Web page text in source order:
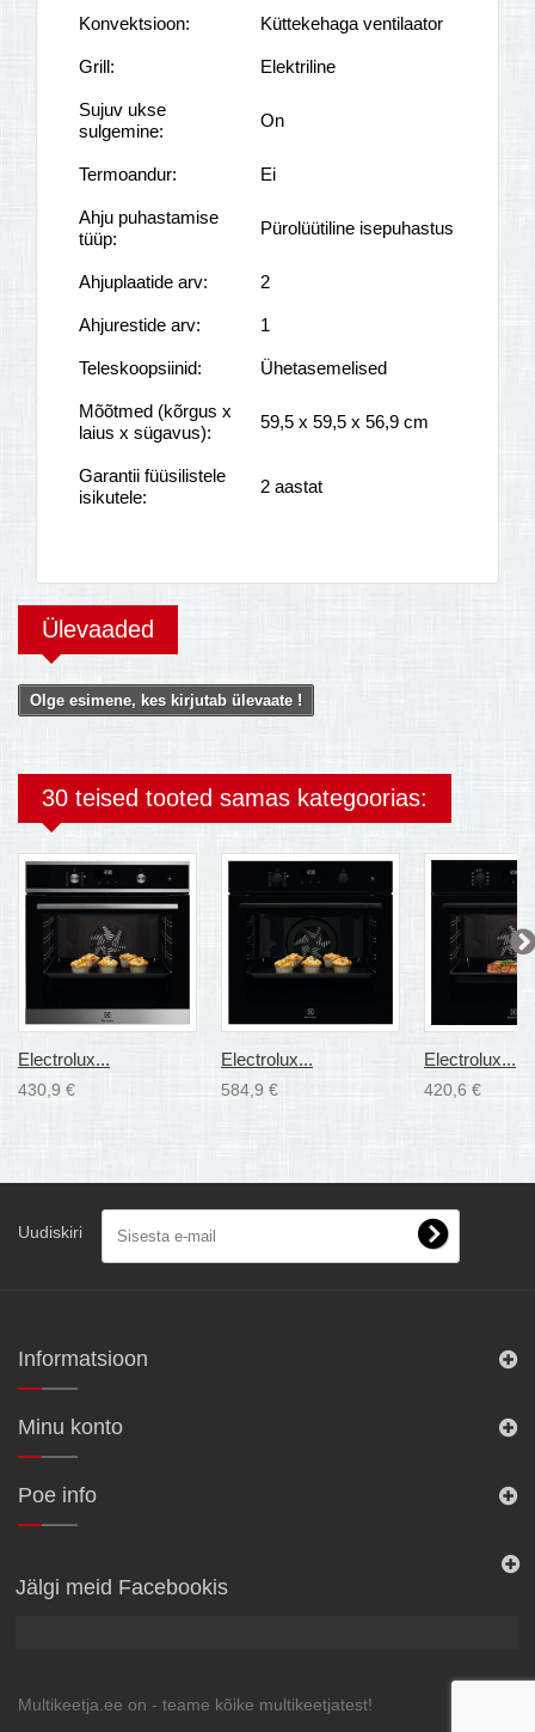
Konvektsioon: Küttekehaga ventilaator
Grill: Elektriline
Sujuv ukse
sulgemine:
On
Termoandur: Ei
Ahju puhastamise
tüüp:
Pürolüütiline isepuhastus
Ahjuplaatide arv: 2
Ahjurestide arv: 1
Teleskoopsiinid: Ühetasemelised
Mõõtmed (kõrgus x
laius x sügavus):
59,5 x 59,5 x 56,9 cm
Garantii füüsilistele
isikutele:
2 aastat
Ülevaaded
Olge esimene, kes kirjutab ülevaate !
30 teised tooted samas kategoorias:
Electrolux...
430,9 €
Electrolux...
584,9 €
Electrolux...
420,6 €
Uudiskiri
Informatsioon
Multikeetja.ee on - teame kõike multikeetjatest!
Minu konto
Poe info
Jälgi meid Facebookis